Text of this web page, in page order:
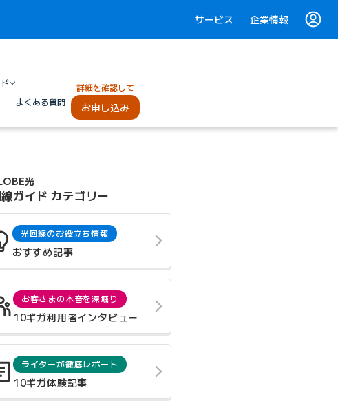
サービス 企業情報
よくある質問
詳細を確認して
お申し込み
光
ガイド カテゴリー
光回線のお役立ち情報
おすすめ記事
お客さまの本音を深堀り
10ギガ利用者インタビュー
ライターが徹底レポート
10ギガ体験記事